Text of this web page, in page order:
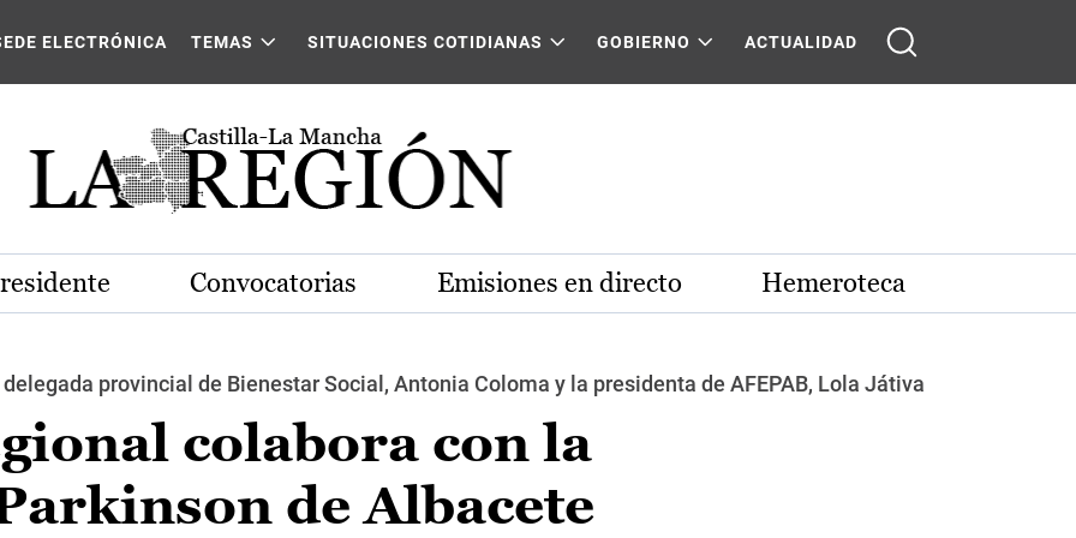
ELECTRÓNICA TEMAS SITUACIONES COTIDIANAS GOBIERNO ACTUALIDAD
Convocatorias Emisiones en directo Hemeroteca
provincial de Bienestar Social, Antonia Coloma y la presidenta de AFEPAB, Lola Játiva
colabora con la
de Albacete